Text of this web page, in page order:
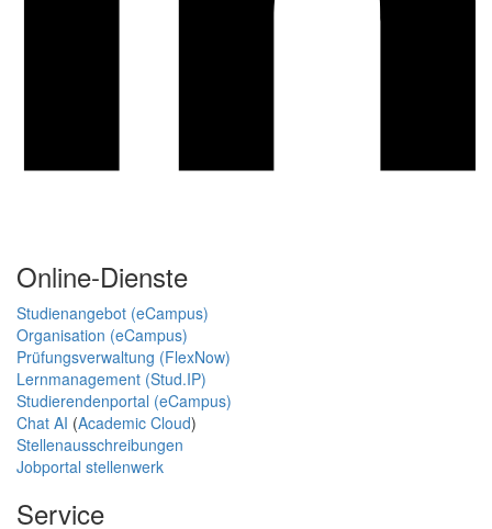
Online-Dienste
Studienangebot (eCampus)
Organisation (eCampus)
Prüfungsverwaltung (FlexNow)
Lernmanagement (Stud.IP)
Studierendenportal (eCampus)
Chat AI (Academic Cloud)
Stellenausschreibungen
Jobportal stellenwerk
Service